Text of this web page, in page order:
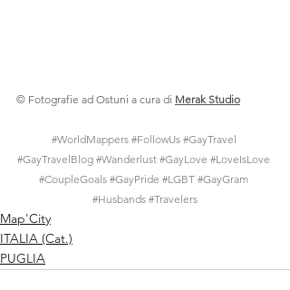
© Fotografie ad Ostuni a cura di Merak Studio
#WorldMappers #FollowUs #GayTravel
#GayTravelBlog #Wanderlust #GayLove #LoveIsLove
#CoupleGoals #GayPride #LGBT #GayGram
#Husbands #Travelers
Map'City
ITALIA (Cat.)
PUGLIA